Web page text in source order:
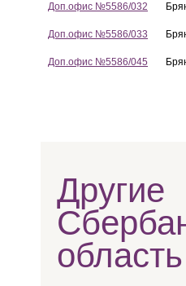
Доп.офис №5586/032
Доп.офис №5586/033
Доп.офис №5586/045
область